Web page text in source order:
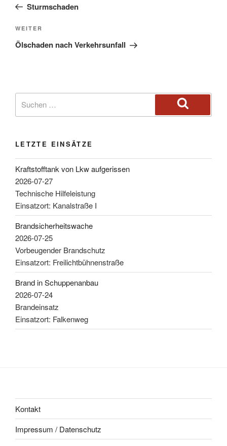
Sturmschaden
WEITER
Ölschaden nach Verkehrsunfall
LETZTE EINSÄTZE
Kraftstofftank von Lkw aufgerissen
2026-07-27
Technische Hilfeleistung
Einsatzort: Kanalstraße I
Brandsicherheitswache
2026-07-25
Vorbeugender Brandschutz
Einsatzort: Freilichtbühnenstraße
Brand in Schuppenanbau
2026-07-24
Brandeinsatz
Einsatzort: Falkenweg
Kontakt
Impressum / Datenschutz